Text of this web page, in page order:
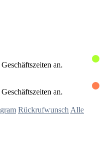
an.
an.
Rückrufwunsch Alle